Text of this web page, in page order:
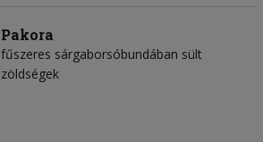
Pakora
fűszeres sárgaborsóbundában sült
zöldségek